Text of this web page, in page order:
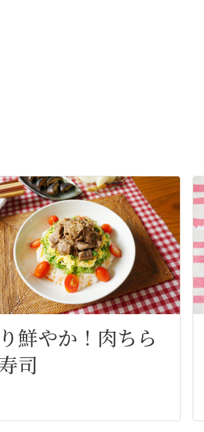
鮮やか！肉ちら
司